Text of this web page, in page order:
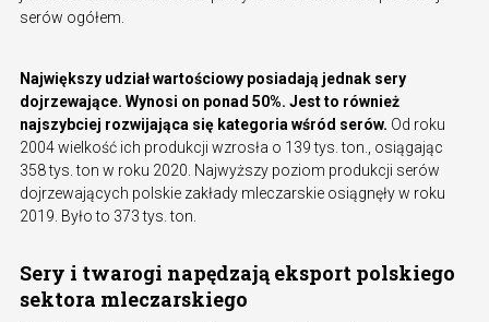
serów ogółem.
Największy udział wartościowy posiadają jednak sery
dojrzewające. Wynosi on ponad 50%. Jest to również
najszybciej rozwijająca się kategoria wśród serów. Od roku
2004 wielkość ich produkcji wzrosła o 139 tys. ton., osiągając
358 tys. ton w roku 2020. Najwyższy poziom produkcji serów
dojrzewających polskie zakłady mleczarskie osiągnęły w roku
2019. Było to 373 tys. ton.
Sery i twarogi napędzają eksport polskiego
sektora mleczarskiego